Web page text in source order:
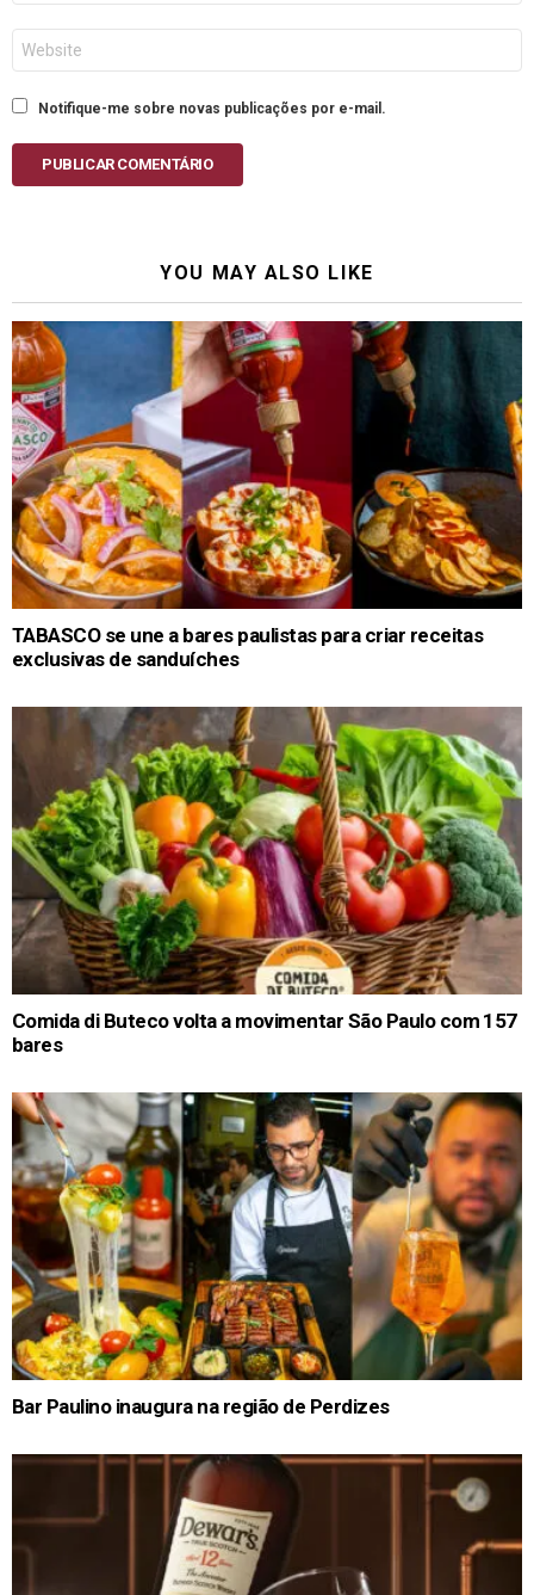
Notifique-me sobre novas publicações por e-mail.
PUBLICAR COMENTÁRIO
YOU MAY ALSO LIKE
TABASCO se une a bares paulistas para criar receitas
exclusivas de sanduíches
Comida di Buteco volta a movimentar São Paulo com 157
bares
Bar Paulino inaugura na região de Perdizes